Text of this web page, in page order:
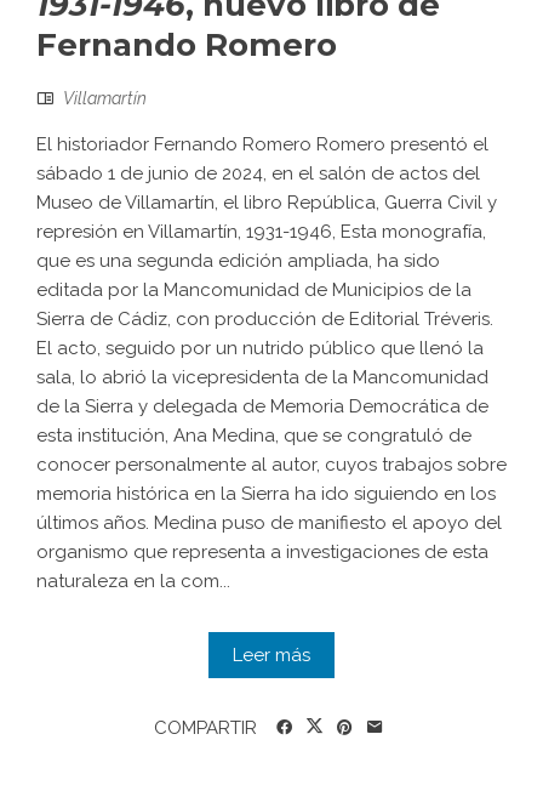
Fernando Romero
Villamartín
El historiador Fernando Romero Romero presentó el
sábado 1 de junio de 2024, en el salón de actos del
Museo de Villamartín, el libro República, Guerra Civil y
represión en Villamartín, 1931-1946, Esta monografía,
que es una segunda edición ampliada, ha sido
editada por la Mancomunidad de Municipios de la
Sierra de Cádiz, con producción de Editorial Tréveris.
El acto, seguido por un nutrido público que llenó la
sala, lo abrió la vicepresidenta de la Mancomunidad
de la Sierra y delegada de Memoria Democrática de
esta institución, Ana Medina, que se congratuló de
conocer personalmente al autor, cuyos trabajos sobre
memoria histórica en la Sierra ha ido siguiendo en los
últimos años. Medina puso de manifiesto el apoyo del
organismo que representa a investigaciones de esta
naturaleza en la com...
Leer más
COMPARTIR